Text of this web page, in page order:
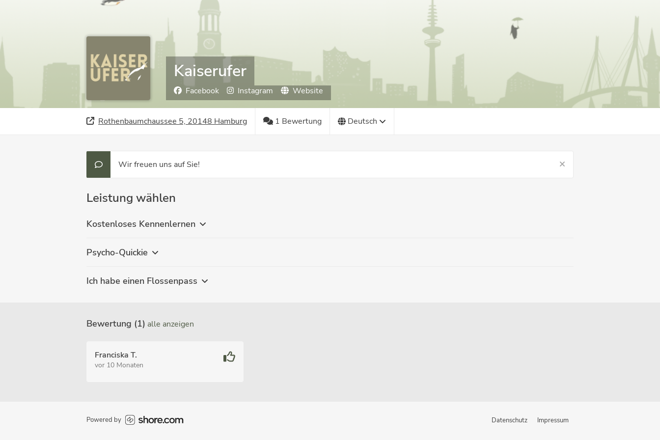
Kaiserufer
Facebook Instagram Website
Rothenbaumchaussee 5, 20148 Hamburg 1 Bewertung Deutsch
Wir freuen uns auf Sie!
Leistung wählen
Kostenloses Kennenlernen
Psycho-Quickie
Ich habe einen Flossenpass
Bewertung (1) alle anzeigen
Franciska T.
vor 10 Monaten
Powered by Datenschutz Impressum